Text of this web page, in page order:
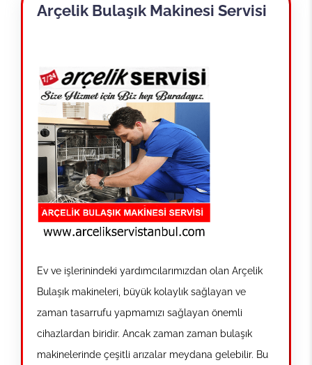
Arçelik Bulaşık Makinesi Servisi
Ev ve işlerinindeki yardımcılarımızdan olan Arçelik
Bulaşık makineleri, büyük kolaylık sağlayan ve
zaman tasarrufu yapmamızı sağlayan önemli
cihazlardan biridir. Ancak zaman zaman bulaşık
makinelerinde çeşitli arızalar meydana gelebilir. Bu